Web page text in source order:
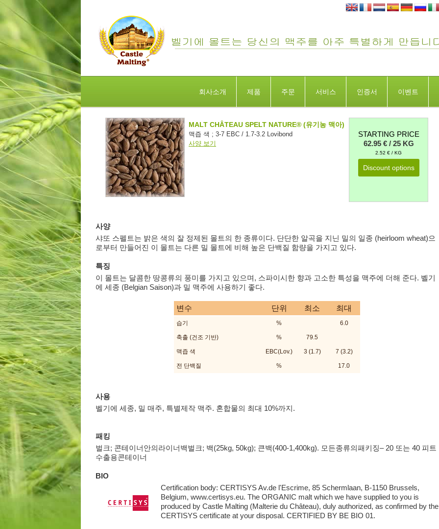
회사소개 제품 주문 서비스 인증서 이벤트
MALT CHÂTEAU SPELT NATURE® (유기농 맥아)
맥즙 색 ; 3-7 EBC / 1.7-3.2 Lovibond
사양 보기
STARTING PRICE
62.95 € / 25 KG
2.52 € / KG
Discount options
사양
샤또 스펠트는 밝은 색의 잘 정제된 몰트의 한 종류이다. 단단한 알곡을 지닌 밀의 일종 (heirloom wheat)으
로부터 만들어진 이 몰트는 다른 밀 몰트에 비해 높은 단백질 함량을 가지고 있다.
특징
이 몰트는 달콤한 땅콩류의 풍미를 가지고 있으며, 스파이시한 향과 고소한 특성을 맥주에 더해 준다. 벨기
에 세종 (Belgian Saison)과 밀 맥주에 사용하기 좋다.
변수 단위 최소 최대
습기 % 6.0
축출 (건조 기반) % 79.5
맥즙 색 EBC(Lov.) 3 (1.7) 7 (3.2)
전 단백질 % 17.0
사용
벨기에 세종, 밀 매주, 특별제작 맥주. 혼합물의 최대 10%까지.
패킹
벌크; 콘테이너안의라이너백벌크; 백(25kg, 50kg); 큰백(400-1,400kg). 모든종류의패키징– 20 또는 40 피트
수출용콘테이너
BIO
Certification body: CERTISYS Av.de l'Escrime, 85 Schermlaan, B-1150 Brussels,
Belgium, www.certisys.eu. The ORGANIC malt which we have supplied to you is
produced by Castle Malting (Malterie du Château), duly authorized, as confirmed by the
CERTISYS certificate at your disposal. CERTIFIED BY BE BIO 01.